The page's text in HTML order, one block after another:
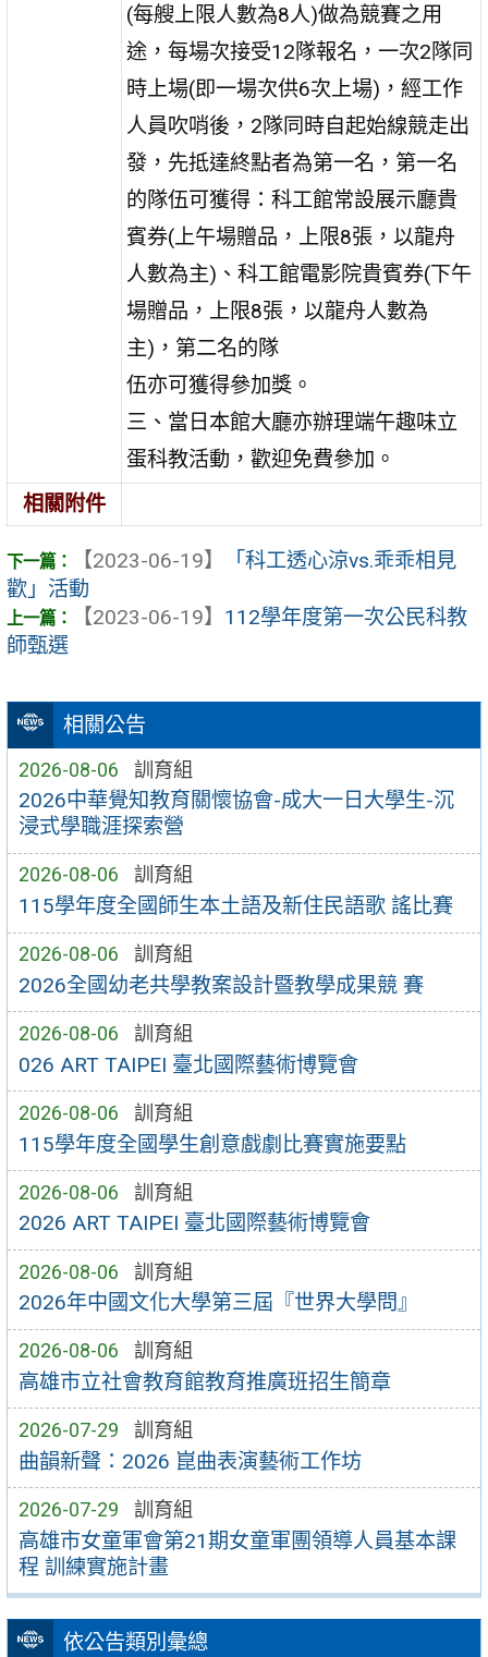
相關公告
2026-08-06 訓育組
2026中華覺知教育關懷協會-成大一日大學生-沉
浸式學職涯探索營
2026-08-06 訓育組
115學年度全國師生本土語及新住民語歌 謠比賽
2026-08-06 訓育組
2026全國幼老共學教案設計暨教學成果競 賽
2026-08-06 訓育組
026 ART TAIPEI 臺北國際藝術博覽會
2026-08-06 訓育組
115學年度全國學生創意戲劇比賽實施要點
2026-08-06 訓育組
2026 ART TAIPEI 臺北國際藝術博覽會
2026-08-06 訓育組
2026年中國文化大學第三屆『世界大學問』
2026-08-06 訓育組
高雄市立社會教育館教育推廣班招生簡章
2026-07-29 訓育組
曲韻新聲：2026 崑曲表演藝術工作坊
2026-07-29 訓育組
高雄市女童軍會第21期女童軍團領導人員基本課
程 訓練實施計畫
依公告類別彙總
(每艘上限人數為8人)做為競賽之用
途，每場次接受12隊報名，一次2隊同
時上場(即一場次供6次上場)，經工作
人員吹哨後，2隊同時自起始線競走出
發，先抵達終點者為第一名，第一名
的隊伍可獲得：科工館常設展示廳貴
賓券(上午場贈品，上限8張，以龍舟
人數為主)、科工館電影院貴賓券(下午
場贈品，上限8張，以龍舟人數為
主)，第二名的隊
伍亦可獲得參加獎。
三、當日本館大廳亦辦理端午趣味立
蛋科教活動，歡迎免費參加。
相關附件
【2023-06-19】
「科工透心涼vs.乖乖相見
歡」活動
【2023-06-19】 112學年度第一次公民科教
師甄選